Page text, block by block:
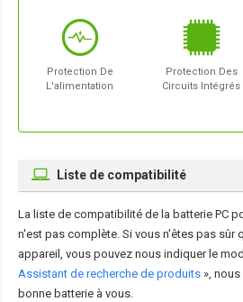
Protection De
L'alimentation
Protection Des
Circuits Intégrés
Liste de compatibilité
La liste de compatibilité de la batterie PC
n'est pas complète. Si vous n'êtes pas sûr
appareil, vous pouvez nous indiquer le
Assistant de recherche de produits »,
bonne batterie à vous.